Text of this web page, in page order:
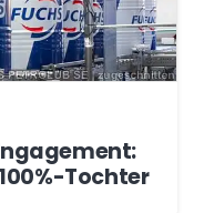
Tochter